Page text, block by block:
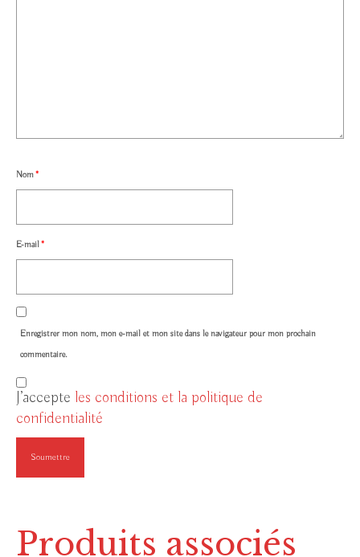
Nom*
E-mail*
Enregistrer mon nom, mon e-mail et mon site dans le navigateur pour mon prochain
commentaire.
J’accepte les conditions et la politique de
confidentialité
Produits associés